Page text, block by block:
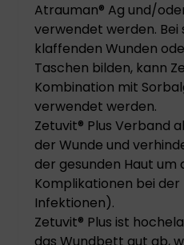
Atrauman® Ag und/
verwendet werden. Bei
klaffenden Wunden
Taschen bilden, kann
Kombination mit
verwendet werden.
Zetuvit® Plus Verband
der Wunde und
der gesunden Haut um
Komplikationen bei der
Infektionen).
Zetuvit® Plus ist